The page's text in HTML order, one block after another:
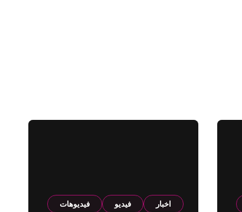
اخبار فيديو فيديوهات